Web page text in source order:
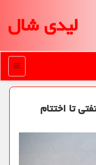
لیدی شال
منو
تا اختتام